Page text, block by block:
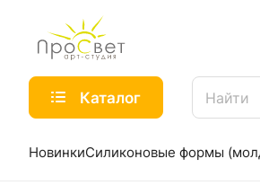
Каталог
НовинкиСиликоновые формы